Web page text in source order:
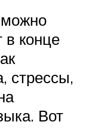
можно
в конце
стрессы,
Вот